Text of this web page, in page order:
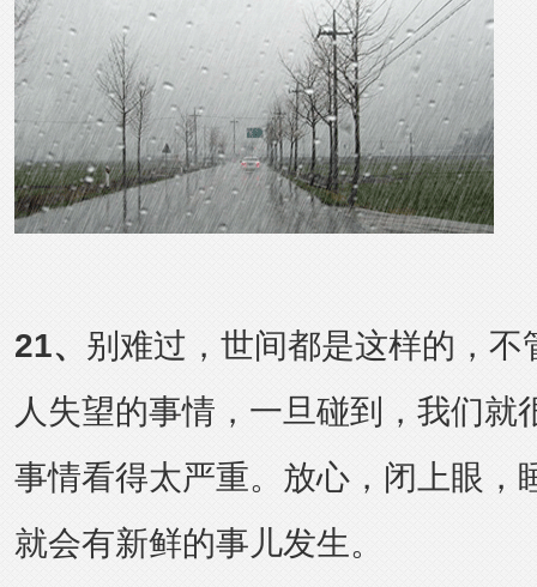
21、 别难过，世间都是这样的，不
人失望的事情，一旦碰到，我们就
事情看得太严重。放心，闭上眼，
就会有新鲜的事儿发生。